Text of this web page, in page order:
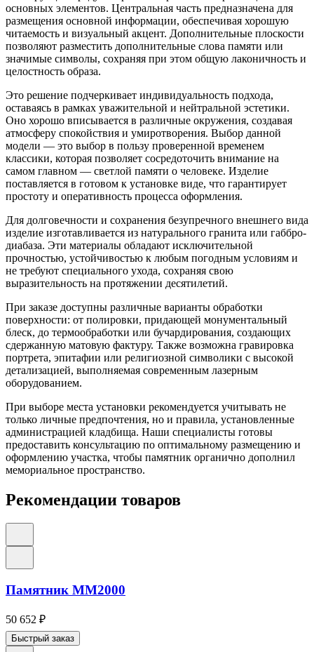
основных элементов. Центральная часть предназначена для
размещения основной информации, обеспечивая хорошую
читаемость и визуальный акцент. Дополнительные плоскости
позволяют разместить дополнительные слова памяти или
значимые символы, сохраняя при этом общую лаконичность и
целостность образа.
Это решение подчеркивает индивидуальность подхода,
оставаясь в рамках уважительной и нейтральной эстетики.
Оно хорошо вписывается в различные окружения, создавая
атмосферу спокойствия и умиротворения. Выбор данной
модели — это выбор в пользу проверенной временем
классики, которая позволяет сосредоточить внимание на
самом главном — светлой памяти о человеке. Изделие
поставляется в готовом к установке виде, что гарантирует
простоту и оперативность процесса оформления.
Для долговечности и сохранения безупречного внешнего вида
изделие изготавливается из натурального гранита или габбро-
диабаза. Эти материалы обладают исключительной
прочностью, устойчивостью к любым погодным условиям и
не требуют специального ухода, сохраняя свою
выразительность на протяжении десятилетий.
При заказе доступны различные варианты обработки
поверхности: от полировки, придающей монументальный
блеск, до термообработки или бучардирования, создающих
сдержанную матовую фактуру. Также возможна гравировка
портрета, эпитафии или религиозной символики с высокой
детализацией, выполняемая современным лазерным
оборудованием.
При выборе места установки рекомендуется учитывать не
только личные предпочтения, но и правила, установленные
администрацией кладбища. Наши специалисты готовы
предоставить консультацию по оптимальному размещению и
оформлению участка, чтобы памятник органично дополнил
мемориальное пространство.
Рекомендации товаров
Памятник ММ2000
50 652 ₽
Быстрый заказ